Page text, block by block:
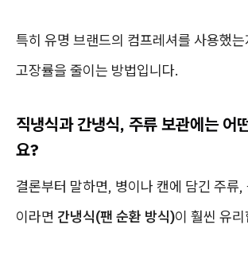
특히 유명 브랜드의 컴프레셔를 사용했
고장률을 줄이는 방법입니다.
직냉식과 간냉식, 주류 보관에는 어
요?
결론부터 말하면, 병이나 캔에 담긴 주류,
이라면 간냉식(팬 순환 방식)이 훨씬 유